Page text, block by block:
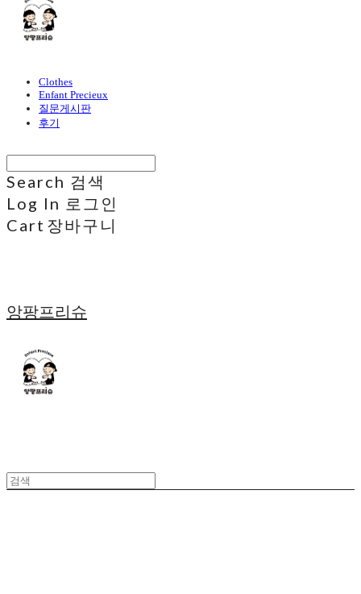
Clothes
Enfant Precieux
질문게시판
후기
Search 검색
Log In 로그인
Cart 장바구니
앙팡프리슈